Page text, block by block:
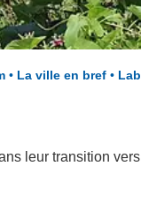
• La ville en bref•
leur transition